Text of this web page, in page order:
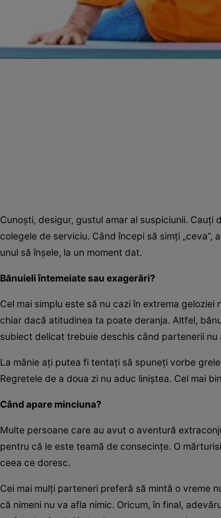
Cunoşti, desigur, gustul amar al suspiciunii.
colegele de serviciu. Când începi să simţi
unul să înşele, la un moment dat.
Bănuieli întemeiate sau exagerări?
Cel mai simplu este să nu cazi în extrema
chiar dacă atitudinea ta poate deranja. Altfel,
subiect delicat trebuie deschis când partenerii
La mânie aţi putea fi tentaţi să spuneţi vorbe
Regretele de a doua zi nu aduc liniştea. Cel mai
Când apare minciuna?
Multe persoane care au avut o aventură
pentru că le este teamă de consecinţe. O
ceea ce doresc.
Cei mai mulţi parteneri preferă să mintă o vreme
că nimeni nu va afla nimic. Oricum, în final,